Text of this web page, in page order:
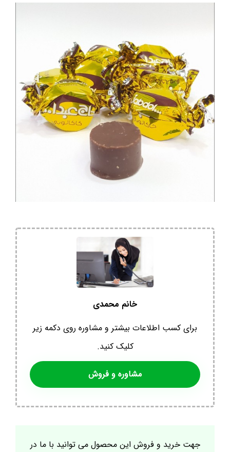
خانم محمدی
برای کسب اطلاعات بیشتر و مشاوره روی دکمه زیر
کلیک کنید.
مشاوره و فروش
جهت خرید و فروش این محصول می توانید با ما در